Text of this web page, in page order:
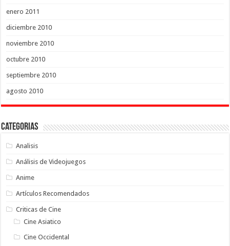
enero 2011
diciembre 2010
noviembre 2010
octubre 2010
septiembre 2010
agosto 2010
Categorias
Analisis
Análisis de Videojuegos
Anime
Artículos Recomendados
Criticas de Cine
Cine Asiatico
Cine Occidental